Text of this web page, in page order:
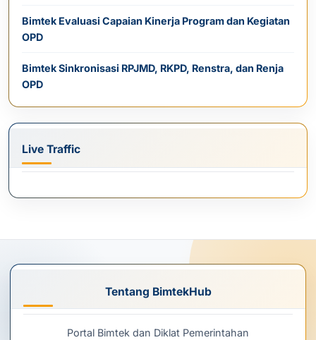
Bimtek Evaluasi Capaian Kinerja Program dan Kegiatan
OPD
Bimtek Sinkronisasi RPJMD, RKPD, Renstra, dan Renja
OPD
Live Traffic
Tentang BimtekHub
Portal Bimtek dan Diklat Pemerintahan